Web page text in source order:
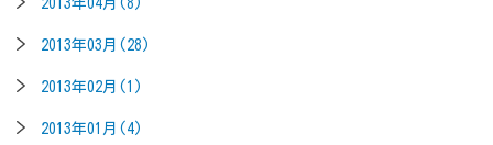
2013年04月(8)
2013年03月(28)
2013年02月(1)
2013年01月(4)